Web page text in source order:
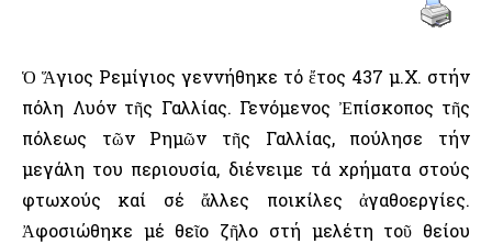
Ὁ Ἅγιος Ρεμίγιος γεννήθηκε τό ἔτος 437 μ.Χ. στήν
πόλη Λυόν τῆς Γαλλίας. Γενόμενος Ἐπίσκοπος τῆς
πόλεως τῶν Ρημῶν τῆς Γαλλίας, πούλησε τήν
μεγάλη του περιουσία, διένειμε τά χρήματα στούς
φτωχούς καί σέ ἄλλες ποικίλες ἀγαθοεργίες.
Ἀφοσιώθηκε μέ θεῖο ζῆλο στή μελέτη τοῦ θείου